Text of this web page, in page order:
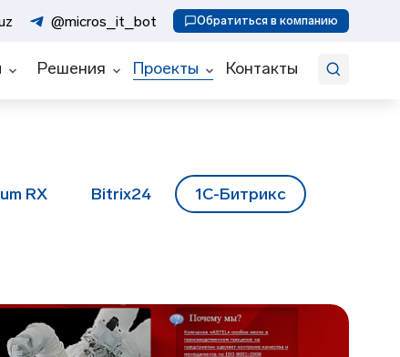
Искать
@micros_it_bot Обратиться в компанию
Решения Проекты Контакты
RX Bitrix24 1С-Битрикс